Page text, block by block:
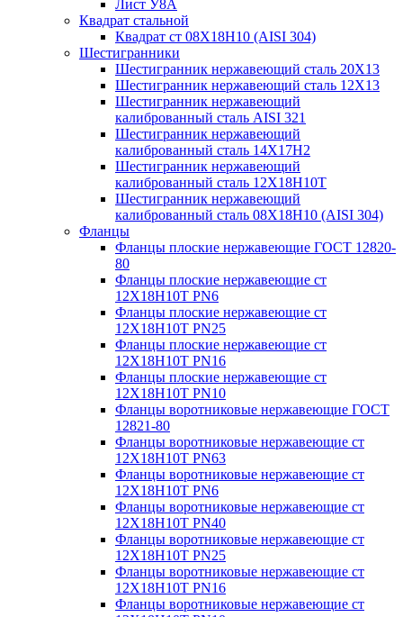
Лист У8А
Квадрат стальной
Квадрат ст 08Х18Н10 (AISI 304)
Шестигранники
Шестигранник нержавеющий сталь 20Х13
Шестигранник нержавеющий сталь 12Х13
Шестигранник нержавеющий
калиброванный сталь AISI 321
Шестигранник нержавеющий
калиброванный сталь 14Х17Н2
Шестигранник нержавеющий
калиброванный сталь 12Х18Н10Т
Шестигранник нержавеющий
калиброванный сталь 08Х18Н10 (AISI 304)
Фланцы
Фланцы плоские нержавеющие ГОСТ 12820-
80
Фланцы плоские нержавеющие ст
12Х18Н10Т PN6
Фланцы плоские нержавеющие ст
12Х18Н10Т PN25
Фланцы плоские нержавеющие ст
12Х18Н10Т PN16
Фланцы плоские нержавеющие ст
12Х18Н10Т PN10
Фланцы воротниковые нержавеющие ГОСТ
12821-80
Фланцы воротниковые нержавеющие ст
12Х18Н10Т PN63
Фланцы воротниковые нержавеющие ст
12Х18Н10Т PN6
Фланцы воротниковые нержавеющие ст
12Х18Н10Т PN40
Фланцы воротниковые нержавеющие ст
12Х18Н10Т PN25
Фланцы воротниковые нержавеющие ст
12Х18Н10Т PN16
Фланцы воротниковые нержавеющие ст